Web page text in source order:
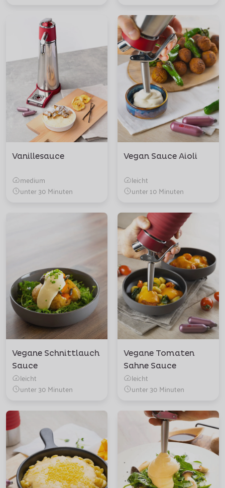
Vanillesauce
medium
unter 30 Minuten
Vegan Sauce Aioli
leicht
unter 10 Minuten
Vegane Schnittlauch
Sauce
leicht
unter 30 Minuten
Vegane Tomaten
Sahne Sauce
leicht
unter 30 Minuten